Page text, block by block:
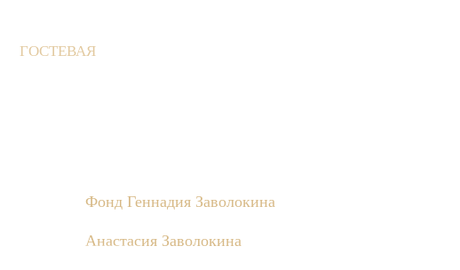
ГОСТЕВАЯ
Фонд Геннадия Заволокина
Анастасия Заволокина